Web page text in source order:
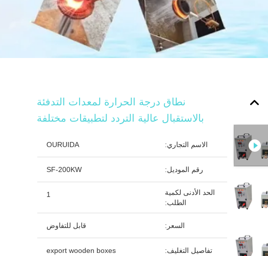
نطاق درجة الحرارة لمعدات التدفئة
بالاستقبال عالية التردد لتطبيقات مختلفة
الاسم التجاري: OURUIDA
رقم الموديل: SF-200KW
الحد الأدنى لكمية
الطلب:
1
السعر: قابل للتفاوض
تفاصيل التغليف: export wooden boxes